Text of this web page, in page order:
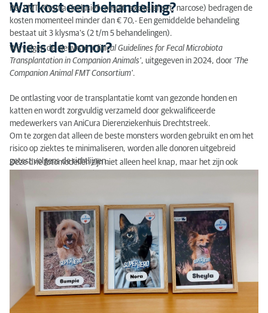
Wat kost een behandeling?
Per FMT-Klysma (inclusief consult, exclusief evt. narcose) bedragen de
kosten momenteel minder dan € 70,- Een gemiddelde behandeling
bestaat uit 3 klysma's (2 t/m 5 behandelingen).
Wie is de Donor?
Wij volgen de nieuwste'Clinical Guidelines for Fecal Microbiota
Transplantation in Companion Animals', uitgegeven in 2024, door 'The
Companion Animal FMT Consortium'.
De ontlasting voor de transplantatie komt van gezonde honden en
katten en wordt zorgvuldig verzameld door gekwalificeerde
medewerkers van AniCura Dierenziekenhuis Drechtstreek.
Om te zorgen dat alleen de beste monsters worden gebruikt en om het
risico op ziektes te minimaliseren, worden alle donoren uitgebreid
getest volgens de richtlijnen.
Deze drie fotomodellen zijn niet alleen heel knap, maar het zijn ook